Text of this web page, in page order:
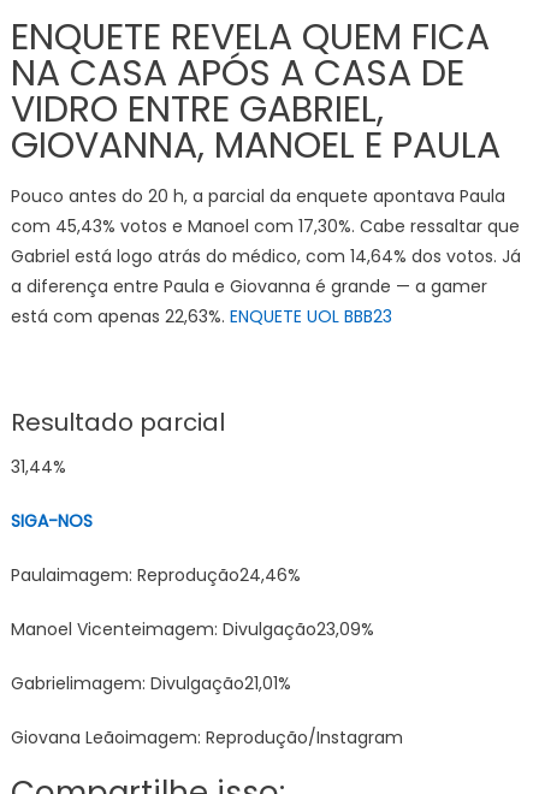
ENQUETE REVELA QUEM FICA
NA CASA APÓS A CASA DE
VIDRO ENTRE GABRIEL,
GIOVANNA, MANOEL E PAULA
Pouco antes do 20 h, a parcial da enquete apontava Paula
com 45,43% votos e Manoel com 17,30%. Cabe ressaltar que
Gabriel está logo atrás do médico, com 14,64% dos votos. Já
a diferença entre Paula e Giovanna é grande — a gamer
está com apenas 22,63%. ENQUETE UOL BBB23
Resultado parcial
31,44%
SIGA-NOS
Paulaimagem: Reprodução24,46%
Manoel Vicenteimagem: Divulgação23,09%
Gabrielimagem: Divulgação21,01%
Giovana Leãoimagem: Reprodução/Instagram